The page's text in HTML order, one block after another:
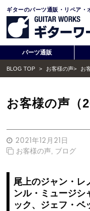
ギターのパーツ通販・リペア・
パーツ通販
BLOG TOP > お客様の声> お
お客様の声（
2021年12月21日
お客様の声 ブログ
尾上のジャン・レ
ンル・ミュージシ
ック、ジェフ・ベ